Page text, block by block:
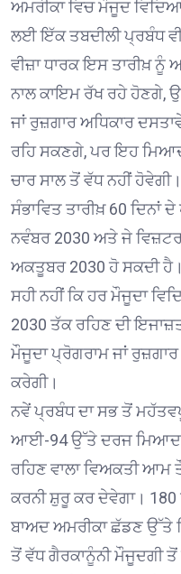
ਅਮਰੀਕਾ ਵਿਚ ਮੌਜੂਦ
ਲਈ ਇੱਕ ਤਬਦੀਲੀ ਪ੍ਰਬੰਧ
ਵੀਜ਼ਾ ਧਾਰਕ ਇਸ ਤਾਰੀਖ਼ ਨੂੰ
ਨਾਲ ਕਾਇਮ ਰੱਖ ਰਹੇ
ਜਾਂ ਰੁਜ਼ਗਾਰ ਅਧਿਕਾਰ
ਰਹਿ ਸਕਣਗੇ, ਪਰ ਇਹ
ਚਾਰ ਸਾਲ ਤੋਂ ਵੱਧ ਨਹੀਂ
ਸੰਭਾਵਿਤ ਤਾਰੀਖ਼ 60 ਦਿਨਾਂ
ਨਵੰਬਰ 2030 ਅਤੇ ਜੇ
ਅਕਤੂਬਰ 2030 ਹੋ ਸਕਦੀ
ਸਹੀ ਨਹੀਂ ਕਿ ਹਰ ਮੌਜੂਦਾ
2030 ਤੱਕ ਰਹਿਣ ਦੀ
ਮੌਜੂਦਾ ਪ੍ਰੋਗਰਾਮ ਜਾਂ
ਕਰੇਗੀ।
ਨਵੇਂ ਪ੍ਰਬੰਧ ਦਾ ਸਭ ਤੋਂ
ਆਈ-94 ਉੱਤੇ ਦਰਜ ਮਿਆਦ
ਰਹਿਣ ਵਾਲਾ ਵਿਅਕਤੀ ਆਮ
ਕਰਨੀ ਸ਼ੁਰੂ ਕਰ ਦੇਵੇਗਾ।
ਬਾਅਦ ਅਮਰੀਕਾ ਛੱਡਣ ਉੱਤੇ
ਤੋਂ ਵੱਧ ਗੈਰਕਾਨੂੰਨੀ ਮੌਜੂਦਗੀ ਤੋਂ